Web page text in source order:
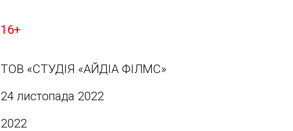
16+
ТОВ «СТУДІЯ «АЙДІА ФІЛМС»
24 листопада 2022
2022